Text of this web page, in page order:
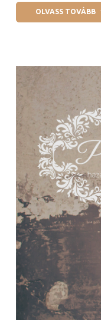
OLVASS TOVÁBB